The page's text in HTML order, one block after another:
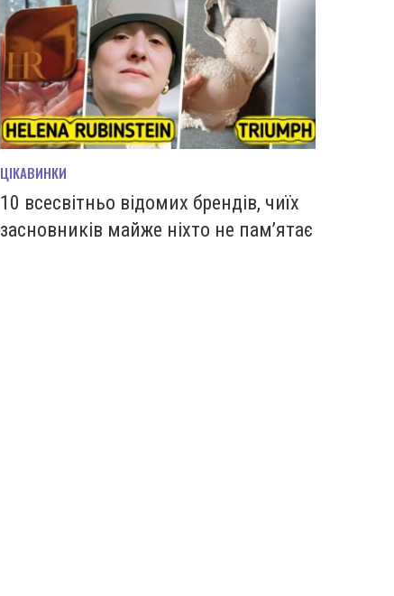
ЦІКАВИНКИ
10 всесвітньо відомих брендів, чиїх
засновників майже ніхто не пам’ятає